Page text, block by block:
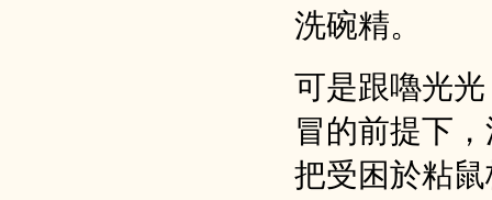
洗碗精。
可是跟嚕光
冒的前提下
把受困於粘